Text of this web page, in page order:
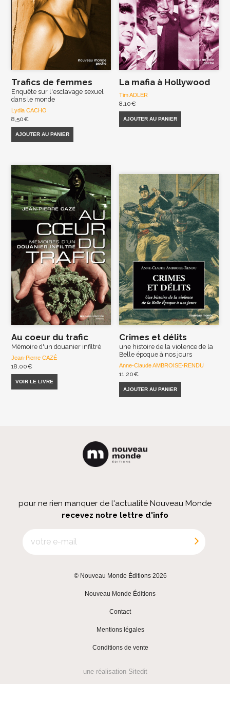
Trafics de femmes
Enquête sur l'esclavage sexuel
dans le monde
Lydia CACHO
8,50€
AJOUTER AU PANIER
La mafia à Hollywood
Tim ADLER
8,10€
AJOUTER AU PANIER
Au coeur du trafic
Mémoire d'un douanier infiltré
Jean-Pierre CAZÉ
18,00€
VOIR LE LIVRE
Crimes et délits
une histoire de la violence de la
Belle époque à nos jours
Anne-Claude AMBROISE-RENDU
11,20€
AJOUTER AU PANIER
pour ne rien manquer de l'actualité Nouveau Monde
recevez notre lettre d'info
© Nouveau Monde Éditions 2026
Nouveau Monde Éditions
Contact
Mentions légales
Conditions de vente
une réalisation Sitedit